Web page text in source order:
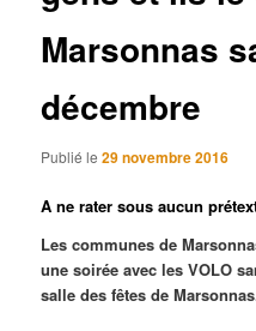
Marsonnas
décembre
Publié le29 novembre 2016
A ne rater sous aucun
Les communes de
une soirée avec les VOLO
salle des fêtes de